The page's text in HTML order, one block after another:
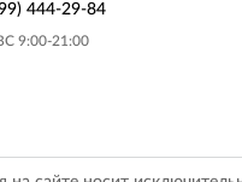
444-29-84
9:00-21:00